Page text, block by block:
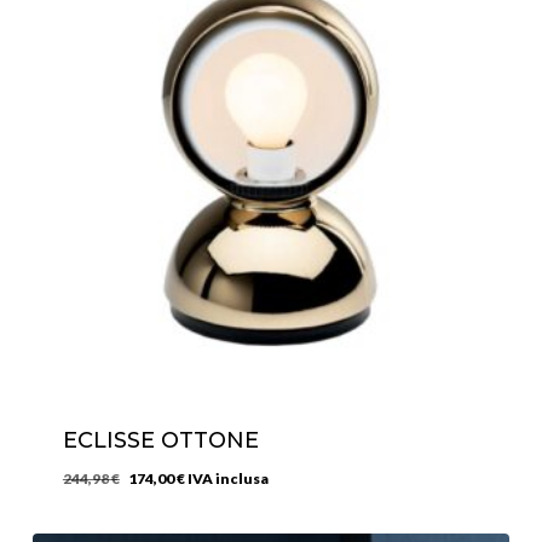
ECLISSE OTTONE
244,98€ Il
originale
174,00€Il
attuale
IVA inclusa